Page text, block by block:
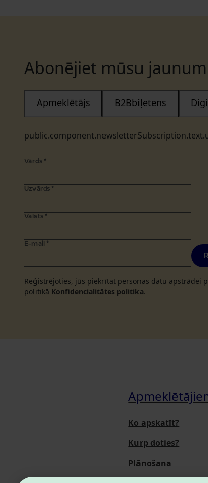
Abonējiet mūsu
Apmeklētājs B2Bbiļetens
Vārds *
Uzvārds *
Valsts *
E-mail *
Reģistrējoties, jūs piekrītat personas datu apstrādei
politikā Konfidencialitātes politika.
Ko apskatīt?
Kurp doties?
Plānošana